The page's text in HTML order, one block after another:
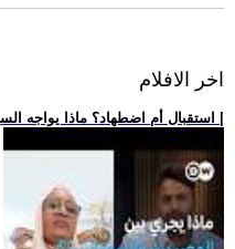
اخر الافلام